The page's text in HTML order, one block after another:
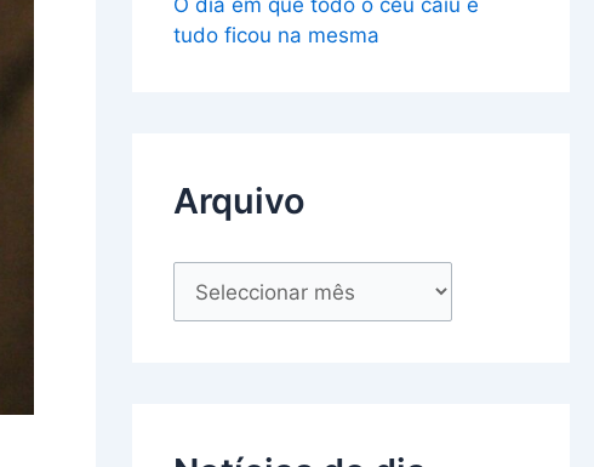
tudo ficou na mesma
Arquivo